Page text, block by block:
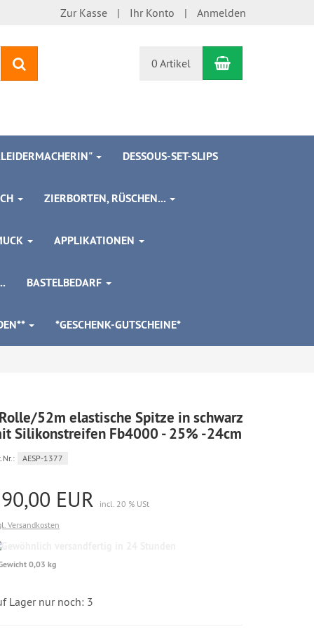
Zur Kasse Ihr Konto Anmelden
0 Artikel Warenkorb
DESSOUS-SET-SLIPS
ZIERBORTEN, RÜSCHEN...
APPLIKATIONEN
BASTELBEDARF
*GESCHENK-GUTSCHEINE*
52m elastische Spitze in schwarz
Silikonstreifen Fb4000 - 25% -24cm
AESP-1377
EUR
incl. 20 % USt
Versandkosten
0,03 kg
Lager nur noch: 3